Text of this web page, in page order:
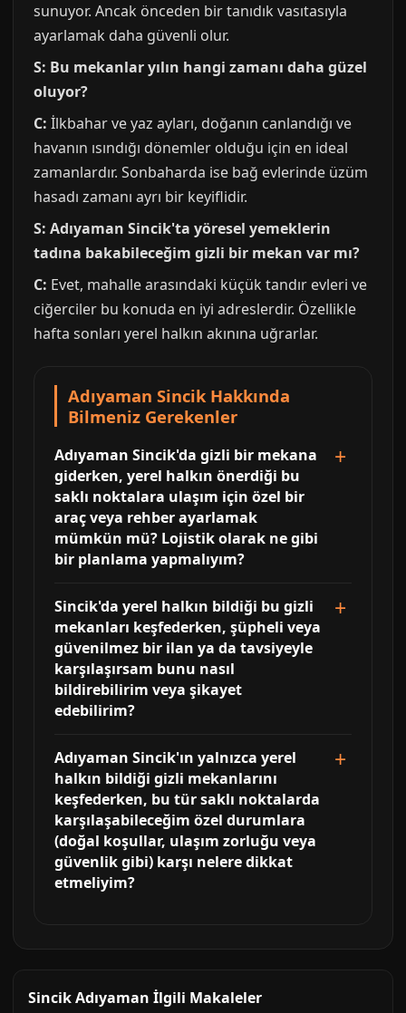
sunuyor. Ancak önceden bir tanıdık vasıtasıyla
ayarlamak daha güvenli olur.
S: Bu mekanlar yılın hangi zamanı daha güzel
oluyor?
C: İlkbahar ve yaz ayları, doğanın canlandığı ve
havanın ısındığı dönemler olduğu için en ideal
zamanlardır. Sonbaharda ise bağ evlerinde üzüm
hasadı zamanı ayrı bir keyiflidir.
S: Adıyaman Sincik'ta yöresel yemeklerin
tadına bakabileceğim gizli bir mekan var mı?
C: Evet, mahalle arasındaki küçük tandır evleri ve
ciğerciler bu konuda en iyi adreslerdir. Özellikle
hafta sonları yerel halkın akınına uğrarlar.
Adıyaman Sincik Hakkında
Bilmeniz Gerekenler
Adıyaman Sincik'da gizli bir mekana
giderken, yerel halkın önerdiği bu
saklı noktalara ulaşım için özel bir
araç veya rehber ayarlamak
mümkün mü? Lojistik olarak ne gibi
bir planlama yapmalıyım?
Sincik'da yerel halkın bildiği bu gizli
mekanları keşfederken, şüpheli veya
güvenilmez bir ilan ya da tavsiyeyle
karşılaşırsam bunu nasıl
bildirebilirim veya şikayet
edebilirim?
Adıyaman Sincik'ın yalnızca yerel
halkın bildiği gizli mekanlarını
keşfederken, bu tür saklı noktalarda
karşılaşabileceğim özel durumlara
(doğal koşullar, ulaşım zorluğu veya
güvenlik gibi) karşı nelere dikkat
etmeliyim?
Sincik Adıyaman İlgili Makaleler